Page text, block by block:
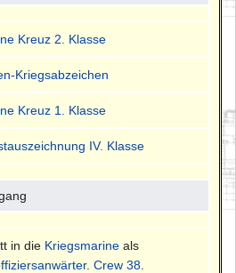
Kreuz 2. Klasse
Kriegsabzeichen
Kreuz 1. Klasse
IV. Klasse
in die Kriegsmarine als
.Crew 38